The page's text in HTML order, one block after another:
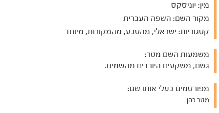
מין: יוניסקס
מקור השם: השפה העברית
קטגוריות: ישראלי, מהטבע, מהמקורות, מיוחד
משמעות השם מטר:
גשם, משקעים היורדים מהשמים.
מפורסמים בעלי אותו שם:
מטר כהן